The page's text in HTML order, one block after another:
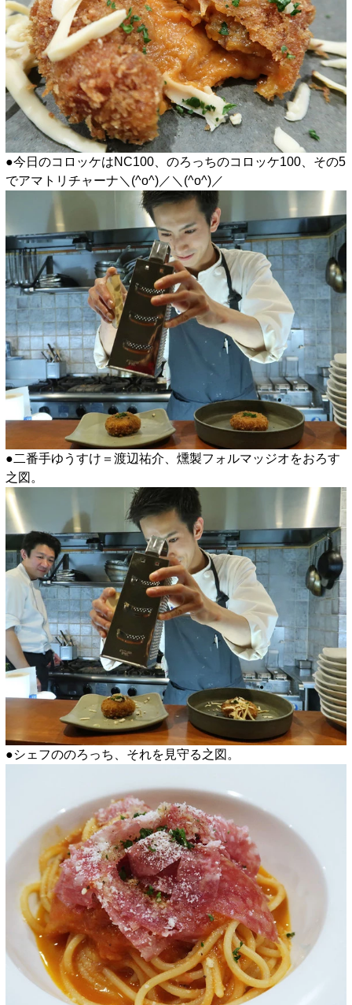
●今日のコロッケはNC100、のろっちのコロッケ100、その5
でアマトリチャーナ＼(^o^)／＼(^o^)／
●二番手ゆうすけ＝渡辺祐介、燻製フォルマッジオをおろす
之図。
●シェフののろっち、それを見守る之図。